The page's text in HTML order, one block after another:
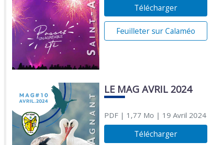
Télécharger
Feuilleter sur Calaméo
LE MAG AVRIL 2024
PDF| 1,77 Mo | 19 Avril 2024
Télécharger